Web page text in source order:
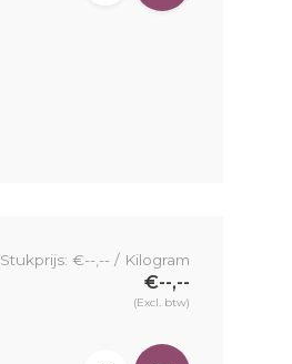
Stukprijs: €--,-- / Kilogram
€--,--
(Excl. btw)